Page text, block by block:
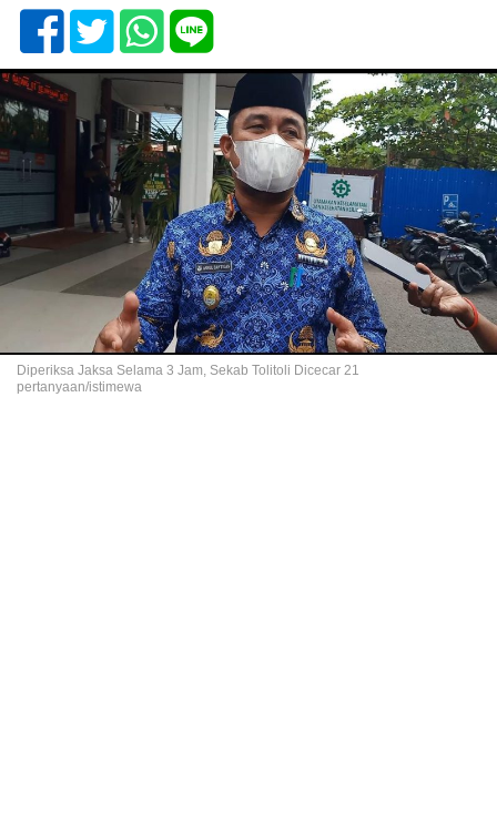
Diperiksa Jaksa Selama 3 Jam, Sekab Tolitoli Dicecar 21
pertanyaan/istimewa